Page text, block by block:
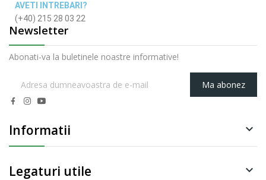
AVETI INTREBARI?
(+40) 215 28 03 22
Newsletter
Abonati-va la buletinele noastre informative!
Ma abonez
Informatii 
Legaturi utile 